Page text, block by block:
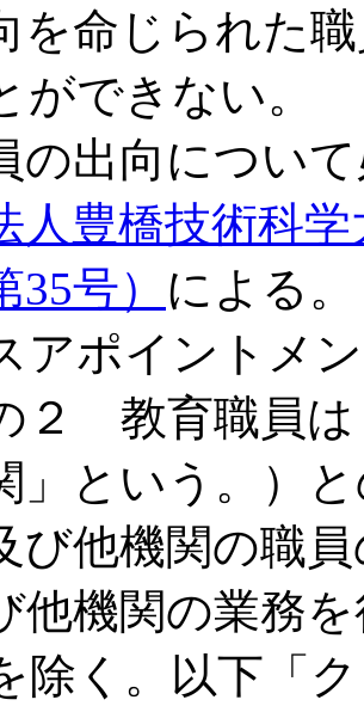
命じられた
ができない。
出向につい
人豊橋技術科
号） による。
アポイントメ
２ 教育職員は
」という。）
び他機関の職
他機関の業務
除く。以下「